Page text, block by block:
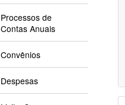
Processos de
Contas Anuais
Convênios
Despesas